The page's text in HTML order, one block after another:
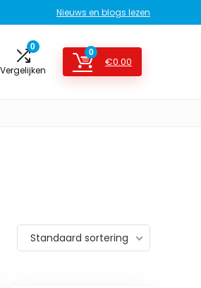
Nieuws en blogs lezen
0
Vergelijken
0
€0.00
Standaard sortering